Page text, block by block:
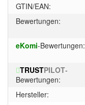
GTIN/EAN:
Bewertungen:
eKomi-Bewertungen:
TRUSTPILOT-
Bewertungen:
Hersteller: